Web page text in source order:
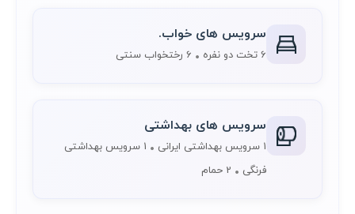
سرویس های خواب.
6 تخت دو نفره 6 رختخواب سنتی
سرویس های بهداشتی
1 سرویس بهداشتی ایرانی
1 سرویس بهداشتی
فرنگی
2 حمام